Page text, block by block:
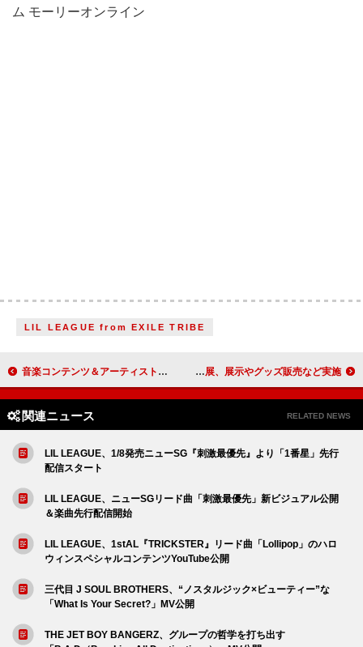
ム モーリーオンライン
LIL LEAGUE from EXILE TRIBE
音楽コンテンツ＆アーティストのグローバル進展を支援、CEIPAとトヨタグループ共創プロジェクト「MUSIC WAY PROJECT」始動 なとり初の画集『鏡面』記念展、展示やグッズ販売など実施
関連ニュース RELATED NEWS
LIL LEAGUE、1/8発売ニューSG『刺激最優先』より「1番星」先行
配信スタート
LIL LEAGUE、ニューSGリード曲「刺激最優先」新ビジュアル公開
＆楽曲先行配信開始
LIL LEAGUE、1stAL『TRICKSTER』リード曲「Lollipop」のハロ
ウィンスペシャルコンテンツYouTube公開
三代目 J SOUL BROTHERS、“ノスタルジック×ビューティー”な
「What Is Your Secret?」MV公開
THE JET BOY BANGERZ、グループの哲学を打ち出す